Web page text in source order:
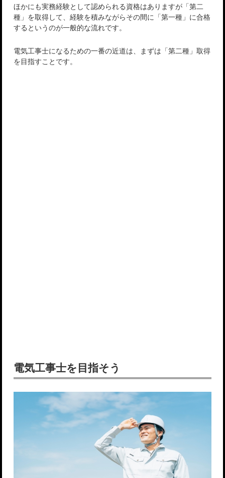
ほかにも実務経験として認められる資格はありますが「第二
種」を取得して、経験を積みながらその間に「第一種」に合格
するというのが一般的な流れです。
電気工事士になるための一番の近道は、まずは「第二種」取得
を目指すことです。
電気工事士を目指そう